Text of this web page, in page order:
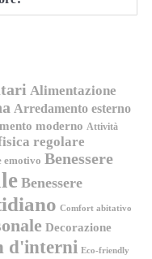
Alimentazione
Arredamento esterno
moderno Attività
regolare
emotivo Benessere
Benessere
Comfort abitativo
Decorazione
d'interni Eco-friendly